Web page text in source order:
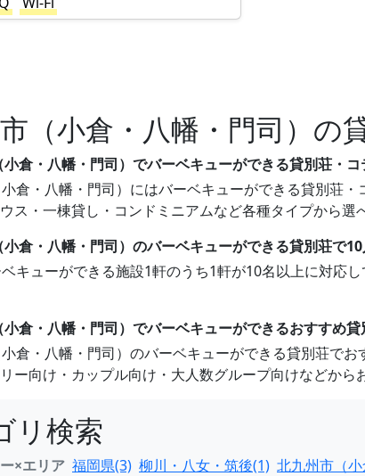
（小倉・八幡・門司）の
倉・八幡・門司）でバーベキューができる貸別荘・
倉・八幡・門司）にはバーベキューができる貸別荘
ス・一棟貸し・コンドミニアムなど各種タイプから選
倉・八幡・門司）のバーベキューができる貸別荘で
キューができる施設1軒のうち1軒が10名以上に対応
倉・八幡・門司）でバーベキューができるおすすめ貸
倉・八幡・門司）のバーベキューができる貸別荘で
ー向け・カップル向け・大人数グループ向けなどから
リ検索
×エリア 福岡県(3) 柳川・八女・筑後(1) 北九州市（